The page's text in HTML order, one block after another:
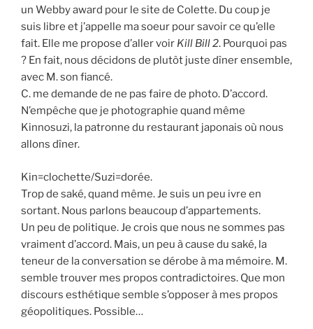
un Webby award pour le site de Colette. Du coup je
suis libre et j’appelle ma soeur pour savoir ce qu’elle
fait. Elle me propose d’aller voir Kill Bill 2. Pourquoi pas
? En fait, nous décidons de plutôt juste dîner ensemble,
avec M. son fiancé.
C. me demande de ne pas faire de photo. D’accord.
N’empêche que je photographie quand même
Kinnosuzi, la patronne du restaurant japonais où nous
allons dîner.
Kin=clochette/Suzi=dorée.
Trop de saké, quand même. Je suis un peu ivre en
sortant. Nous parlons beaucoup d’appartements.
Un peu de politique. Je crois que nous ne sommes pas
vraiment d’accord. Mais, un peu à cause du saké, la
teneur de la conversation se dérobe à ma mémoire. M.
semble trouver mes propos contradictoires. Que mon
discours esthétique semble s’opposer à mes propos
géopolitiques. Possible…